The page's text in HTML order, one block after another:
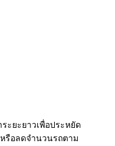
ะยะยาวเพื่อประหยัด
รือลดจำนวนรถตาม